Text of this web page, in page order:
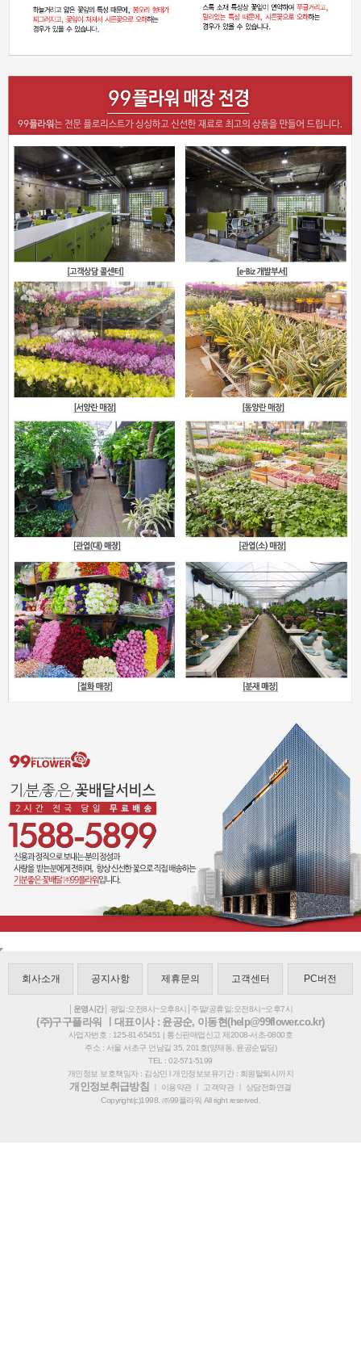
회사소개 공지사항 제휴문의 고객센터 PC버전
│운영시간│ 평일:오전8시~오후8시│주말/공휴일:오전8시~오후7시
(주)구구플라워 ㅣ대표이사 : 윤공순, 이동현(help@99flower.co.kr)
사업자번호 : 125-81-65451 | 통신판매업신고 제2008-서초-0800호
주소 : 서울 서초구 언남길 35, 201호(양재동, 윤공순빌딩)
TEL : 02-571-5199
개인정보 보호책임자 : 김상민 l 개인정보보유기간 : 회원탈퇴시까지
개인정보취급방침 이용약관ㅣ 고객약관ㅣ
상담전화연결
Copyright(c)1998. ㈜99플라워 All right reserved.